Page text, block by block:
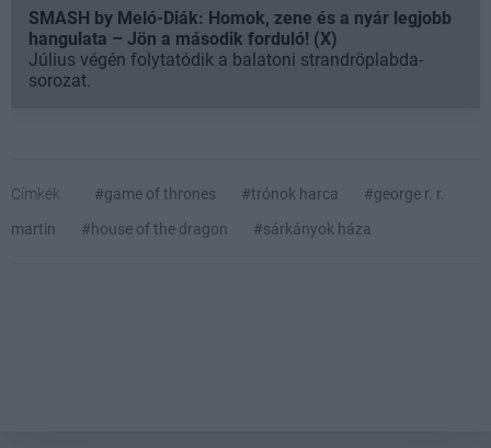
SMASH by Meló-Diák: Homok, zene és a nyár legjobb
hangulata – Jön a második forduló! (X)
Július végén folytatódik a balatoni strandröplabda-
sorozat.
Címkék: #game of thrones #trónok harca
#george r. r.
martin
#house of the dragon #sárkányok háza